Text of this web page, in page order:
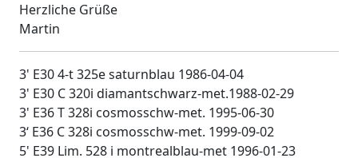
Herzliche Grüße
Martin
3' E30 4-t 325e saturnblau 1986-04-04
3' E30 C 320i diamantschwarz-met.1988-02-29
3' E36 T 328i cosmosschw-met. 1995-06-30
3‘ E36 C 328i cosmosschw-met. 1999-09-02
5' E39 Lim. 528 i montrealblau-met 1996-01-23